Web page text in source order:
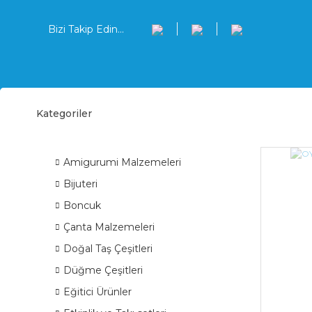
Bizi Takip Edin...
Kategoriler
ÜRÜN GRUPLARI
Amigurumi Malzemeleri
Bijuteri
Boncuk
Çanta Malzemeleri
Doğal Taş Çeşitleri
Düğme Çeşitleri
Eğitici Ürünler